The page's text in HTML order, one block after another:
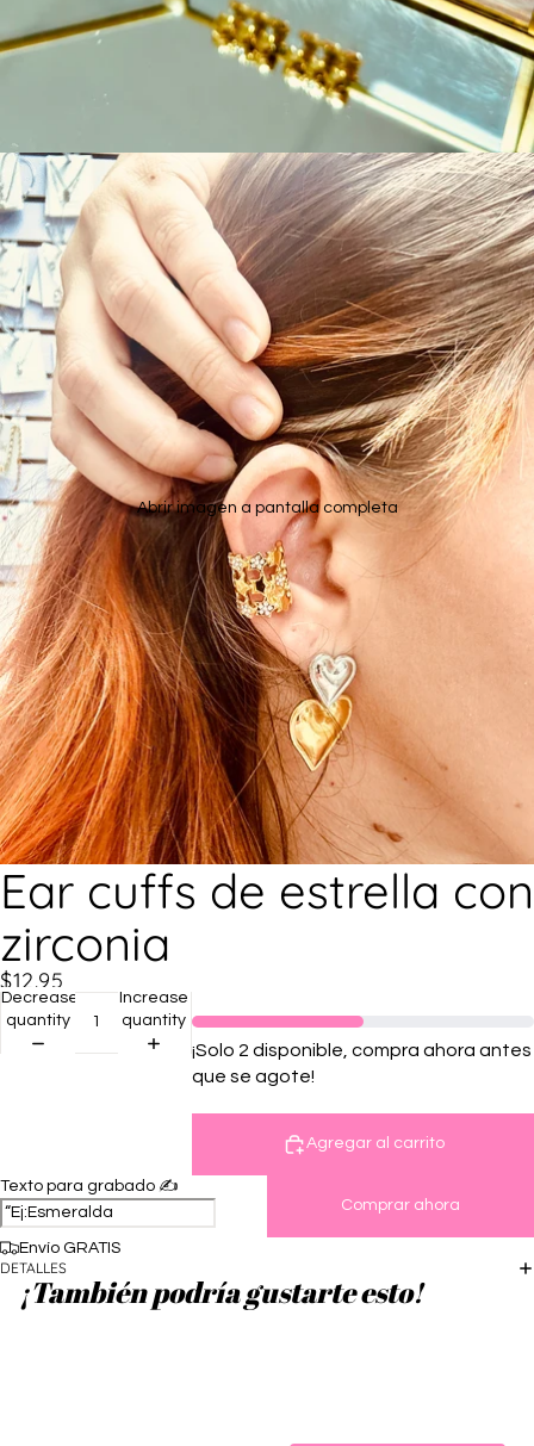
Abrir imagen a pantalla completa
Ear cuffs de estrella con
zirconia
$12.95
Decrease
quantity
Increase
quantity
¡Solo 2 disponible, compra ahora antes
que se agote!
Agregar al carrito
Texto para grabado ✍️
Comprar ahora
Envío GRATIS
DETALLES
¡También podría gustarte esto!